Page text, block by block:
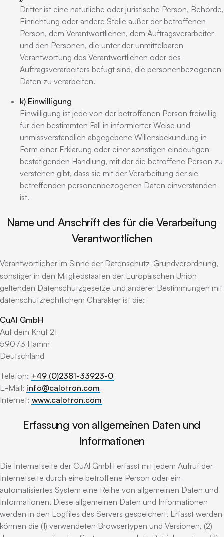
Dritter ist eine natürliche oder juristische Person, Behörde,
Einrichtung oder andere Stelle außer der betroffenen
Person, dem Verantwortlichen, dem Auftragsverarbeiter
und den Personen, die unter der unmittelbaren
Verantwortung des Verantwortlichen oder des
Auftragsverarbeiters befugt sind, die personenbezogenen
Daten zu verarbeiten.
k) Einwilligung
Einwilligung ist jede von der betroffenen Person freiwillig
für den bestimmten Fall in informierter Weise und
unmissverständlich abgegebene Willensbekundung in
Form einer Erklärung oder einer sonstigen eindeutigen
bestätigenden Handlung, mit der die betroffene Person zu
verstehen gibt, dass sie mit der Verarbeitung der sie
betreffenden personenbezogenen Daten einverstanden
ist.
Name und Anschrift des für die Verarbeitung
Verantwortlichen
Verantwortlicher im Sinne der Datenschutz-Grundverordnung,
sonstiger in den Mitgliedstaaten der Europäischen Union
geltenden Datenschutzgesetze und anderer Bestimmungen mit
datenschutzrechtlichem Charakter ist die:
CuAl GmbH
Auf dem Knuf 21
59073 Hamm
Deutschland
Telefon: +49 (0)2381-33923-0
E-Mail: info@calotron.com
Internet: www.calotron.com
Erfassung von allgemeinen Daten und
Informationen
Die Internetseite der CuAl GmbH erfasst mit jedem Aufruf der
Internetseite durch eine betroffene Person oder ein
automatisiertes System eine Reihe von allgemeinen Daten und
Informationen. Diese allgemeinen Daten und Informationen
werden in den Logfiles des Servers gespeichert. Erfasst werden
können die (1) verwendeten Browsertypen und Versionen, (2)